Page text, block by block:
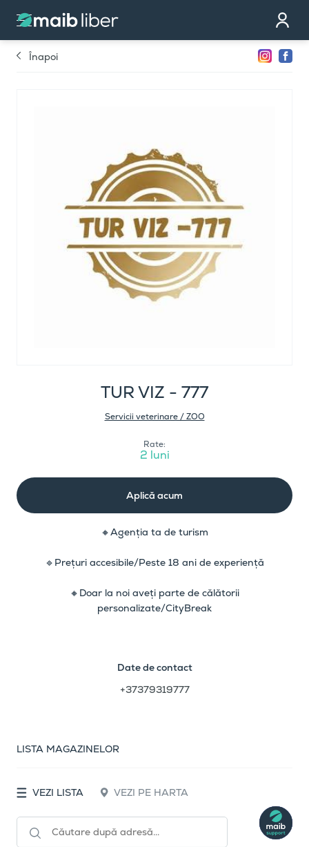
Contact
Devino partener
Înapoi
TUR VIZ - 777
Servicii veterinare / ZOO
Rate:
2 luni
Aplică acum
🔸Agenția ta de turism
🔹Prețuri accesibile/Peste 18 ani de experiență
🔸Doar la noi aveți parte de călătorii
personalizate/CityBreak
Date de contact
+37379319777
LISTA MAGAZINELOR
VEZI LISTA VEZI PE HARTA